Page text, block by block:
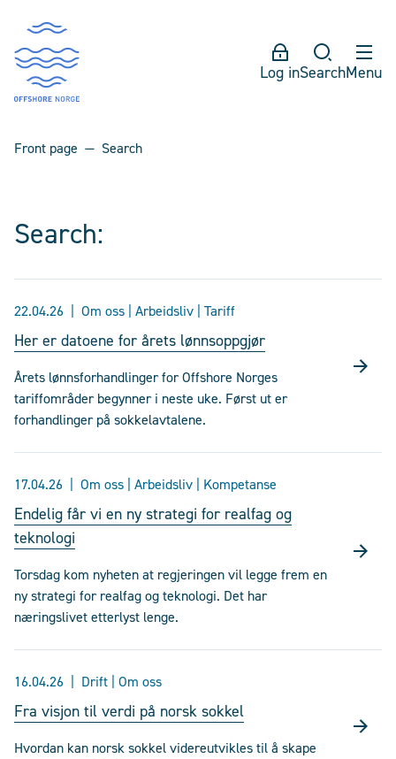
Log inSearchMenu
Front page Search
Search:
22.04.26 Om oss | Arbeidsliv | Tariff
Her er datoene for årets lønnsoppgjør
Årets lønnsforhandlinger for Offshore Norges
tariffområder begynner i neste uke. Først ut er
forhandlinger på sokkelavtalene.
17.04.26 Om oss | Arbeidsliv | Kompetanse
Endelig får vi en ny strategi for realfag og
teknologi
Torsdag kom nyheten at regjeringen vil legge frem en
ny strategi for realfag og teknologi. Det har
næringslivet etterlyst lenge.
16.04.26 Drift | Om oss
Fra visjon til verdi på norsk sokkel
Hvordan kan norsk sokkel videreutvikles til å skape